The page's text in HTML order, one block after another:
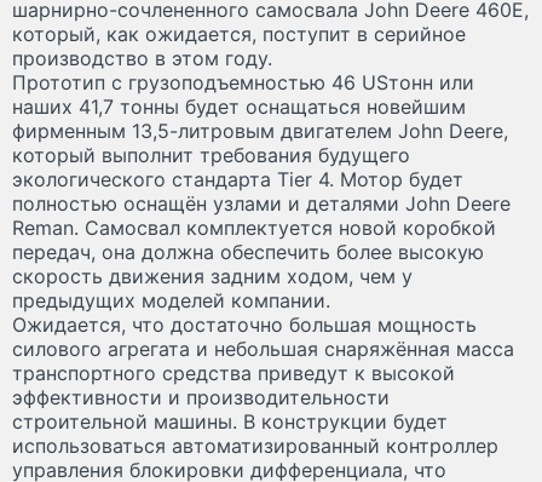
шарнирно-сочлененного самосвала John Deere 460E,
который, как ожидается, поступит в серийное
производство в этом году.
Прототип с грузоподъемностью 46 USтонн или
наших 41,7 тонны будет оснащаться новейшим
фирменным 13,5-литровым двигателем John Deere,
который выполнит требования будущего
экологического стандарта Tier 4. Мотор будет
полностью оснащён узлами и деталями John Deere
Reman. Самосвал комплектуется новой коробкой
передач, она должна обеспечить более высокую
скорость движения задним ходом, чем у
предыдущих моделей компании.
Ожидается, что достаточно большая мощность
силового агрегата и небольшая снаряжённая масса
транспортного средства приведут к высокой
эффективности и производительности
строительной машины. В конструкции будет
использоваться автоматизированный контроллер
управления блокировки дифференциала, что